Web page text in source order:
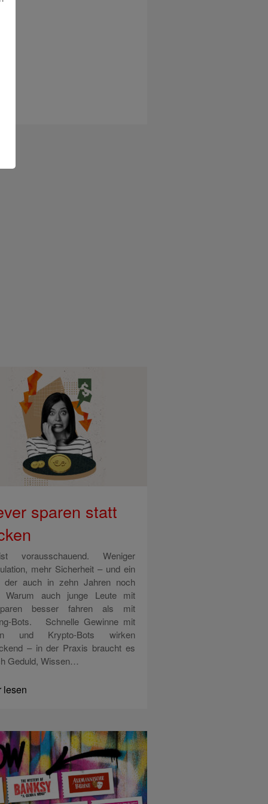
sparen statt
ist vorausschauend. Weniger
mehr Sicherheit – und ein
der auch in zehn Jahren noch
Warum auch junge Leute mit
besser fahren als mit
Bots. Schnelle Gewinne mit
und Krypto-Bots wirken
– in der Praxis braucht es
Geduld, Wissen…
lesen